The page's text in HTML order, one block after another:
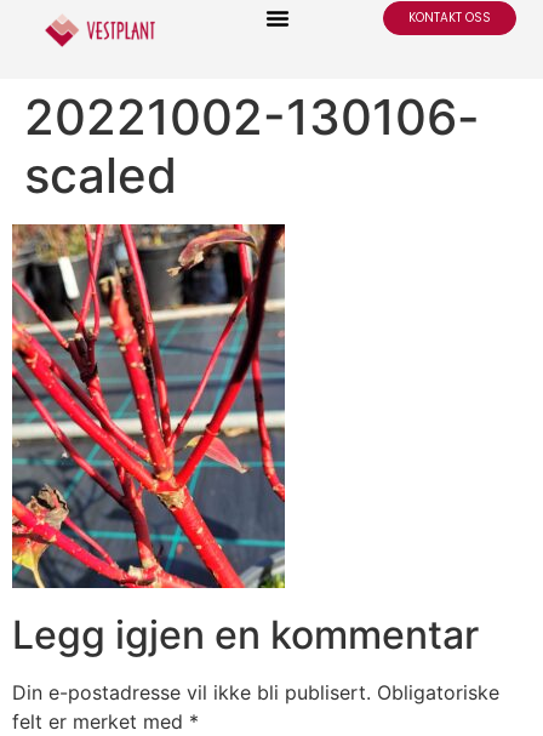
KONTAKT OSS
20221002-130106-
scaled
Legg igjen en kommentar
Din e-postadresse vil ikke bli publisert. Obligatoriske
felt er merket med *